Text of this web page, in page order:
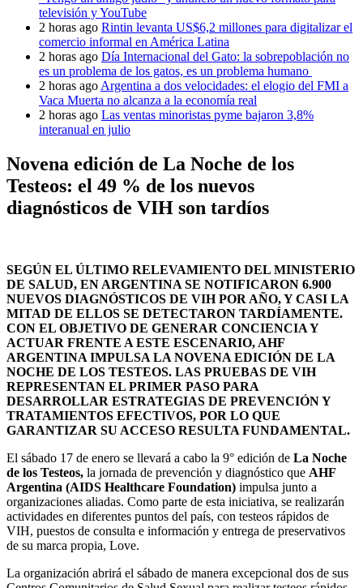
televisión y YouTube
2 horas ago Rintin levanta US$6,2 millones para digitalizar el
comercio informal en América Latina
2 horas ago Día Internacional del Gato: la sobrepoblación no
es un problema de los gatos, es un problema humano
2 horas ago Argentina a dos velocidades: el elogio del FMI a
Vaca Muerta no alcanza a la economía real
2 horas ago Las ventas minoristas pyme bajaron 3,8%
interanual en julio
Novena edición de La Noche de los
Testeos: el 49 % de los nuevos
diagnósticos de VIH son tardíos
SEGÚN EL ÚLTIMO RELEVAMIENTO DEL MINISTERIO
DE SALUD, EN ARGENTINA SE NOTIFICARON 6.900
NUEVOS DIAGNÓSTICOS DE VIH POR AÑO, Y CASI LA
MITAD DE ELLOS SE DETECTARON TARDÍAMENTE.
CON EL OBJETIVO DE GENERAR CONCIENCIA Y
ACTUAR FRENTE A ESTE ESCENARIO, AHF
ARGENTINA IMPULSA LA NOVENA EDICIÓN DE LA
NOCHE DE LOS TESTEOS. LAS PRUEBAS DE VIH
REPRESENTAN EL PRIMER PASO PARA
DESARROLLAR ESTRATEGIAS DE PREVENCIÓN Y
TRATAMIENTOS EFECTIVOS, POR LO QUE
GARANTIZAR SU ACCESO RESULTA FUNDAMENTAL.
El sábado 17 de enero se llevará a cabo la 9° edición de La Noche
de los Testeos, la jornada de prevención y diagnóstico que AHF
Argentina (AIDS Healthcare Foundation) impulsa junto a
organizaciones aliadas. Como parte de esta iniciativa, se realizarán
actividades en diferentes puntos del país, con testeos rápidos de
VIH, puestos de consulta e información y entrega de preservativos
de su marca propia, Love.
La organización abrirá el sábado de manera excepcional dos de sus